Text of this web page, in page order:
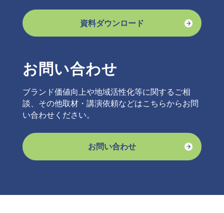
資料ダウンロード
お問い合わせ
ブランド価値向上や地域活性化等に関するご相
談、その他取材・講演依頼などはこちらからお問
い合わせください。
お問い合わせ